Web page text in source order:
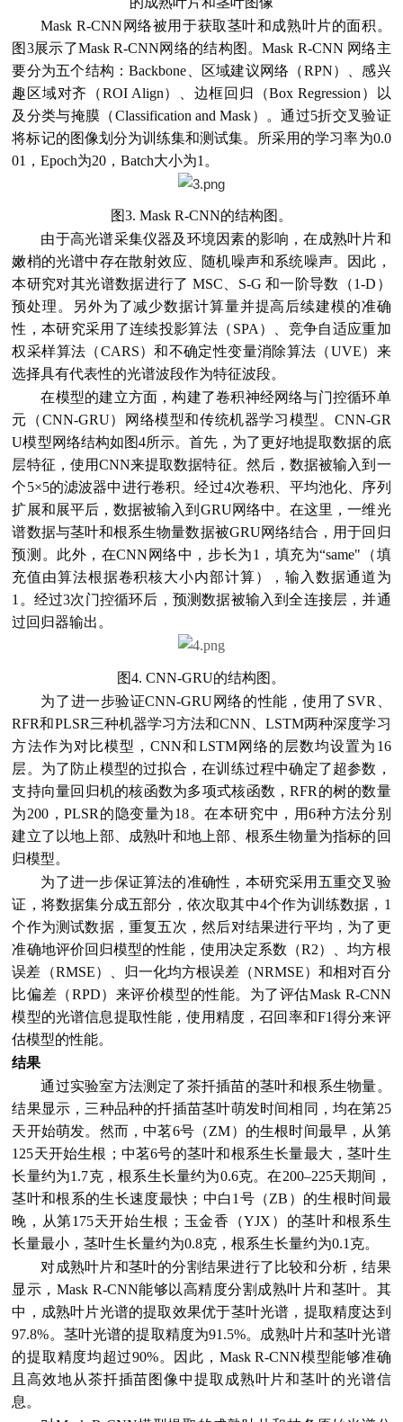
Mask R-CNN网络被用于获取茎叶和成熟叶片的面积。
图3展示了Mask R-CNN网络的结构图。Mask R-CNN 网络主
要分为五个结构：Backbone、区域建议网络（RPN）、感兴
趣区域对齐（ROI Align）、边框回归（Box Regression）以
及分类与掩膜（Classification and Mask）。通过5折交叉验证
将标记的图像划分为训练集和测试集。所采用的学习率为0.0
01，Epoch为20，Batch大小为1。
图3. Mask R-CNN的结构图。
由于高光谱采集仪器及环境因素的影响，在成熟叶片和
嫩梢的光谱中存在散射效应、随机噪声和系统噪声。因此，
本研究对其光谱数据进行了 MSC、S-G 和一阶导数（1-D）
预处理。另外为了减少数据计算量并提高后续建模的准确
性，本研究采用了连续投影算法（SPA）、竞争自适应重加
权采样算法（CARS）和不确定性变量消除算法（UVE）来
选择具有代表性的光谱波段作为特征波段。
在模型的建立方面，构建了卷积神经网络与门控循环单
元（CNN-GRU）网络模型和传统机器学习模型。CNN-GR
U模型网络结构如图4所示。首先，为了更好地提取数据的底
层特征，使用CNN来提取数据特征。然后，数据被输入到一
个5×5的滤波器中进行卷积。经过4次卷积、平均池化、序列
扩展和展平后，数据被输入到GRU网络中。在这里，一维光
谱数据与茎叶和根系生物量数据被GRU网络结合，用于回归
预测。此外，在CNN网络中，步长为1，填充为“same"（填
充值由算法根据卷积核大小内部计算），输入数据通道为
1。经过3次门控循环后，预测数据被输入到全连接层，并通
过回归器输出。
图4. CNN-GRU的结构图。
为了进一步验证CNN-GRU网络的性能，使用了SVR、
RFR和PLSR三种机器学习方法和CNN、LSTM两种深度学习
方法作为对比模型，CNN和LSTM网络的层数均设置为16
层。为了防止模型的过拟合，在训练过程中确定了超参数，
支持向量回归机的核函数为多项式核函数，RFR的树的数量
为200，PLSR的隐变量为18。在本研究中，用6种方法分别
建立了以地上部、成熟叶和地上部、根系生物量为指标的回
归模型。
为了进一步保证算法的准确性，本研究采用五重交叉验
证，将数据集分成五部分，依次取其中4个作为训练数据，1
个作为测试数据，重复五次，然后对结果进行平均，为了更
准确地评价回归模型的性能，使用决定系数（R2）、均方根
误差（RMSE）、归一化均方根误差（NRMSE）和相对百分
比偏差（RPD）来评价模型的性能。为了评估Mask R-CNN
模型的光谱信息提取性能，使用精度，召回率和F1得分来评
估模型的性能。
结果
通过实验室方法测定了茶扦插苗的茎叶和根系生物量。
结果显示，三种品种的扦插苗茎叶萌发时间相同，均在第25
天开始萌发。然而，中茗6号（ZM）的生根时间最早，从第
125天开始生根；中茗6号的茎叶和根系生长量最大，茎叶生
长量约为1.7克，根系生长量约为0.6克。在200–225天期间，
茎叶和根系的生长速度最快；中白1号（ZB）的生根时间最
晚，从第175天开始生根；玉金香（YJX）的茎叶和根系生
长量最小，茎叶生长量约为0.8克，根系生长量约为0.1克。
对成熟叶片和茎叶的分割结果进行了比较和分析，结果
显示，Mask R-CNN能够以高精度分割成熟叶片和茎叶。其
中，成熟叶片光谱的提取效果优于茎叶光谱，提取精度达到
97.8%。茎叶光谱的提取精度为91.5%。成熟叶片和茎叶光谱
的提取精度均超过90%。因此，Mask R-CNN模型能够准确
且高效地从茶扦插苗图像中提取成熟叶片和茎叶的光谱信
息。